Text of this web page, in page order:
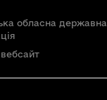
обласна державна